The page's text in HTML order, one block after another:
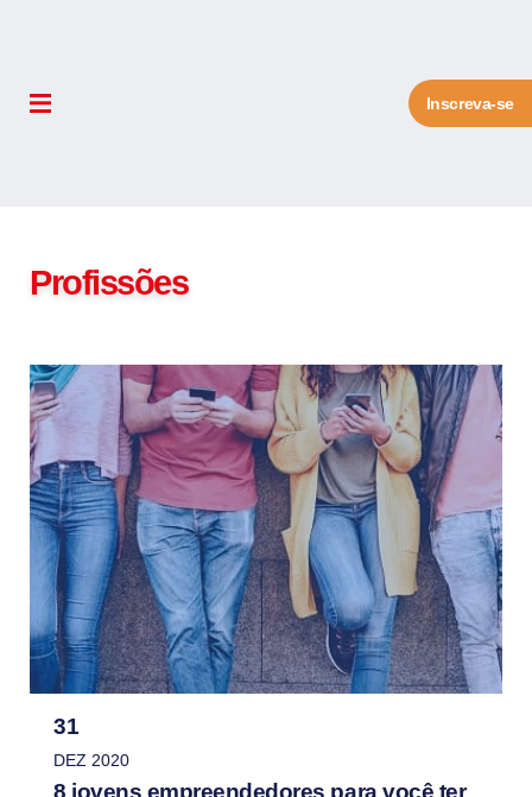
Inscreva-se
Profissões
31
DEZ 2020
8 jovens empreendedores para você ter